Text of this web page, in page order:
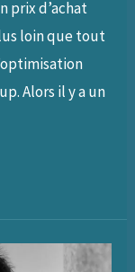
prix d’achat
loin que tout
Alors il y a un